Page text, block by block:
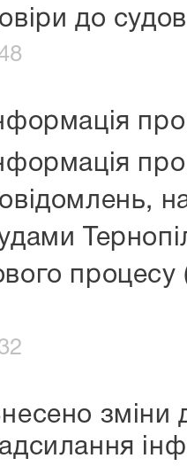
до
процесу
зміни